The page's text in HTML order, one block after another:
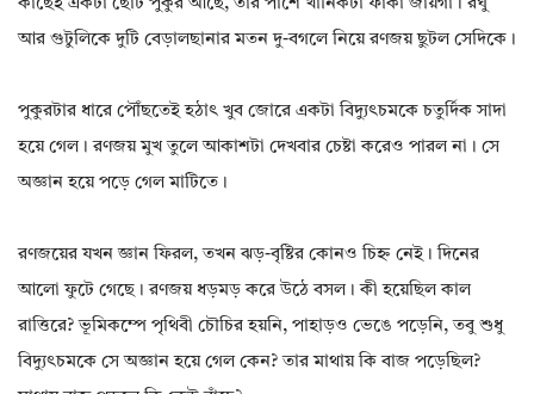
কাছেই একটা ছোট পুকুর আছে, তার পাশে খানিকটা ফাঁকা জায়গা। রঘু
আর গুটুলিকে দুটি বেড়ালছানার মতন দু-বগলে নিয়ে রণজয় ছুটল সেদিকে।
পুকুরটার ধারে পৌঁছতেই হঠাৎ খুব জোরে একটা বিদ্যুৎচমকে চতুর্দিক সাদা
হয়ে গেল। রণজয় মুখ তুলে আকাশটা দেখবার চেষ্টা করেও পারল না। সে
অজ্ঞান হয়ে পড়ে গেল মাটিতে।
রণজয়ের যখন জ্ঞান ফিরল, তখন ঝড়-বৃষ্টির কোনও চিহ্ন নেই। দিনের
আলো ফুটে গেছে। রণজয় ধড়মড় করে উঠে বসল। কী হয়েছিল কাল
রাত্তিরে? ভূমিকম্পে পৃথিবী চৌচির হয়নি, পাহাড়ও ভেঙে পড়েনি, তবু শুধু
বিদ্যুৎচমকে সে অজ্ঞান হয়ে গেল কেন? তার মাথায় কি বাজ পড়েছিল?